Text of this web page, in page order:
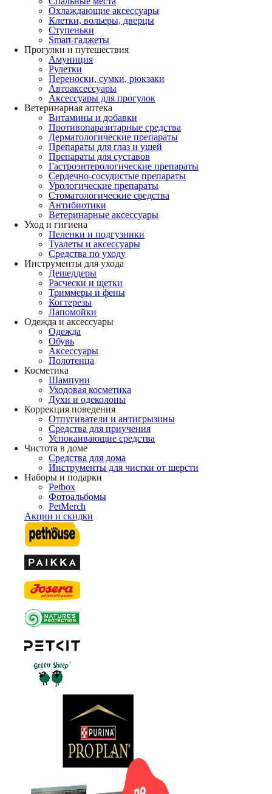
Охлаждающие аксессуары
Клетки, вольеры, дверцы
Ступеньки
Smart-гаджеты
Прогулки и путешествия
Амуниция
Рулетки
Переноски, сумки, рюкзаки
Автоаксессуары
Аксессуары для прогулок
Ветеринарная аптека
Витамины и добавки
Противопаразитарные средства
Дерматологические препараты
Препараты для глаз и ушей
Препараты для суставов
Гастроэнтерологические препараты
Сердечно-сосудистые препараты
Урологические препараты
Стоматологические средства
Антибиотики
Ветеринарные аксессуары
Уход и гигиена
Пеленки и подгузники
Туалеты и аксессуары
Средства по уходу
Инструменты для ухода
Дешеддеры
Расчески и щетки
Триммеры и фены
Когтерезы
Лапомойки
Одежда и аксессуары
Одежда
Обувь
Аксессуары
Полотенца
Косметика
Шампуни
Уходовая косметика
Духи и одеколоны
Коррекция поведения
Отпугиватели и антигрызины
Средства для приучения
Успокаивающие средства
Чистота в доме
Средства для дома
Инструменты для чистки от шерсти
Наборы и подарки
Petbox
Фотоальбомы
PetMerch
Акции и скидки